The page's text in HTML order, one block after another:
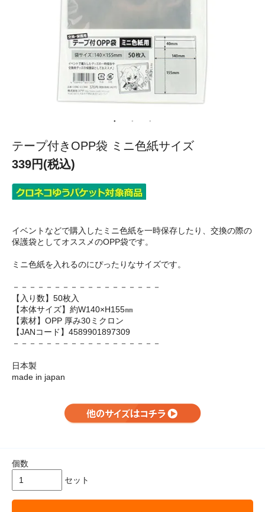
テープ付きOPP袋 ミニ色紙サイズ
339円(税込)
イベントなどで購入したミニ色紙を一時保存したり、交換の際の
保護袋としてオススメのOPP袋です。
ミニ色紙を入れるのにぴったりなサイズです。
－－－－－－－－－－－－－－－－－－
【入り数】50枚入
【本体サイズ】約W140×H155㎜
【素材】OPP 厚み30ミクロン
【JANコード】4589901897309
－－－－－－－－－－－－－－－－－－
日本製
made in japan
個数
セット